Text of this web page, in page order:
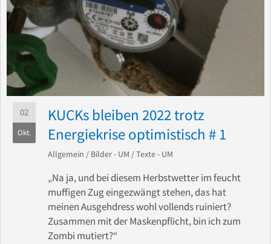
02
Okt.
KUCKs bleiben 2022 trotz
Energiekrise optimistisch # 1
Allgemein / Bilder - UM /Texte - UM
„Na ja, und bei diesem Herbstwetter im feucht
muffigen Zug eingezwängt stehen, das hat
meinen Ausgehdress wohl vollends ruiniert?
Zusammen mit der Maskenpflicht, bin ich zum
Zombi mutiert?“